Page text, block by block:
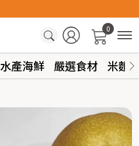
0
水產海鮮 嚴選食材 米麵